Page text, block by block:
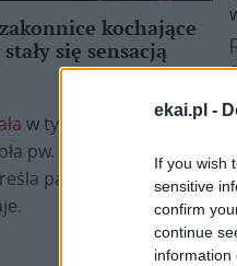
ekai.pl -
If you wish
sensitive
confirm
continue
information
kochające
się sensacją
w tym roku wyruszy z
pw. Bożego Ciała, gdzie
pani Krystyna. –